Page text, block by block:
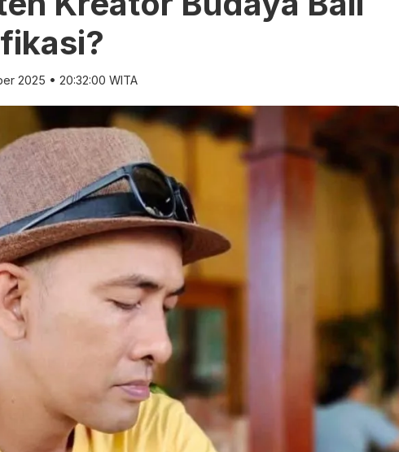
2025 • 20:32:00 WITA